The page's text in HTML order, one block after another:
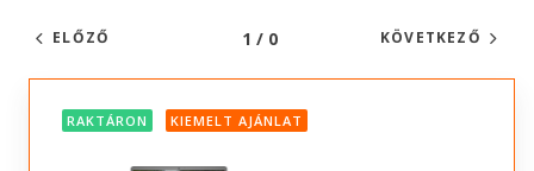
ELŐZŐ 1 / 0 KÖVETKEZŐ
RAKTÁRON KIEMELT AJÁNLAT